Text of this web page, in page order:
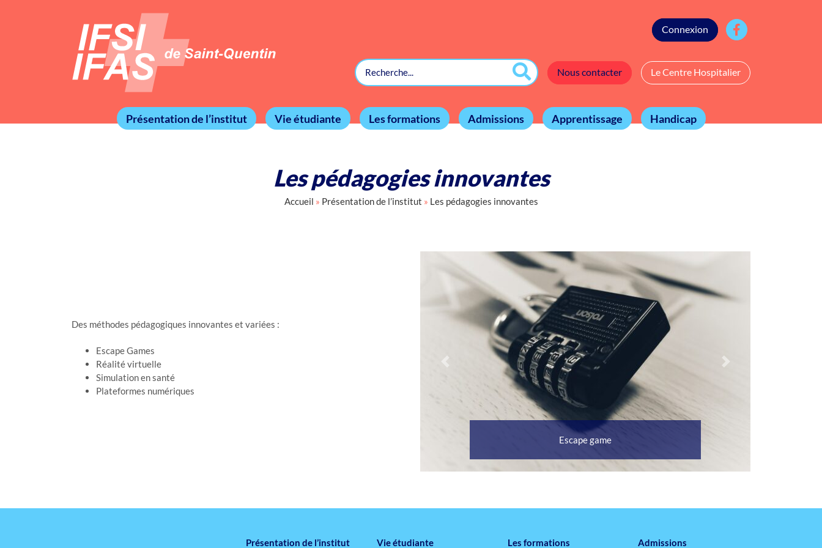
Connexion
Nous contacter Le Centre Hospitalier
Présentation de l’institut Vie étudiante Les formations Admissions Apprentissage Handicap
Les pédagogies innovantes
Accueil » Présentation de l’institut » Les pédagogies innovantes
Des méthodes pédagogiques innovantes et variées :
Escape Games
Réalité virtuelle
Simulation en santé
Plateformes numériques
Escape game
Précédent Suivant
Présentation de l’institut Vie étudiante Les formations Admissions